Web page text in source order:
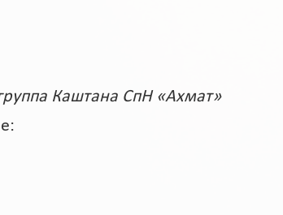
Каштана СпН «Ахмат»